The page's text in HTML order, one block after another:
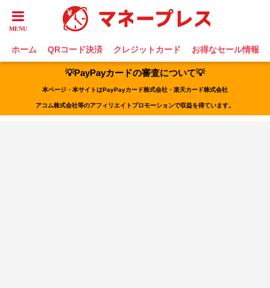
ホーム QRコード決済 クレジットカード お得なセール情報
💡PayPayカードの審査について💡
本ページ・本サイトはPayPayカード株式会社・楽天カード株式会社
アコム株式会社等のアフィリエイトプロモーションで収益を得ています。